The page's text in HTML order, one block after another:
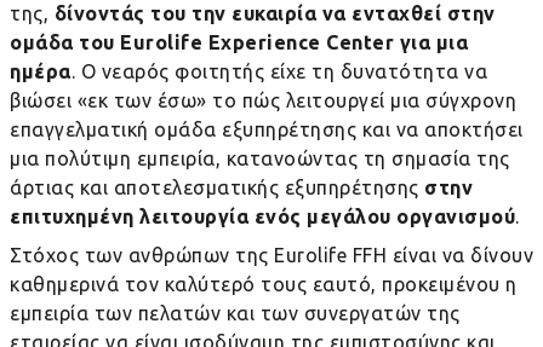
της, δίνοντάς του την ευκαιρία να ενταχθεί στην
ομάδα του Eurolife Experience Center για μια
ημέρα. Ο νεαρός φοιτητής είχε τη δυνατότητα να
βιώσει «εκ των έσω» το πώς λειτουργεί μια σύγχρονη
επαγγελματική ομάδα εξυπηρέτησης και να αποκτήσει
μια πολύτιμη εμπειρία, κατανοώντας τη σημασία της
άρτιας και αποτελεσματικής εξυπηρέτησης στην
επιτυχημένη λειτουργία ενός μεγάλου οργανισμού.
Στόχος των ανθρώπων της Eurolife FFH είναι να δίνουν
καθημερινά τον καλύτερό τους εαυτό, προκειμένου η
εμπειρία των πελατών και των συνεργατών της
εταιρείας να είναι ισοδύναμη της εμπιστοσύνης και